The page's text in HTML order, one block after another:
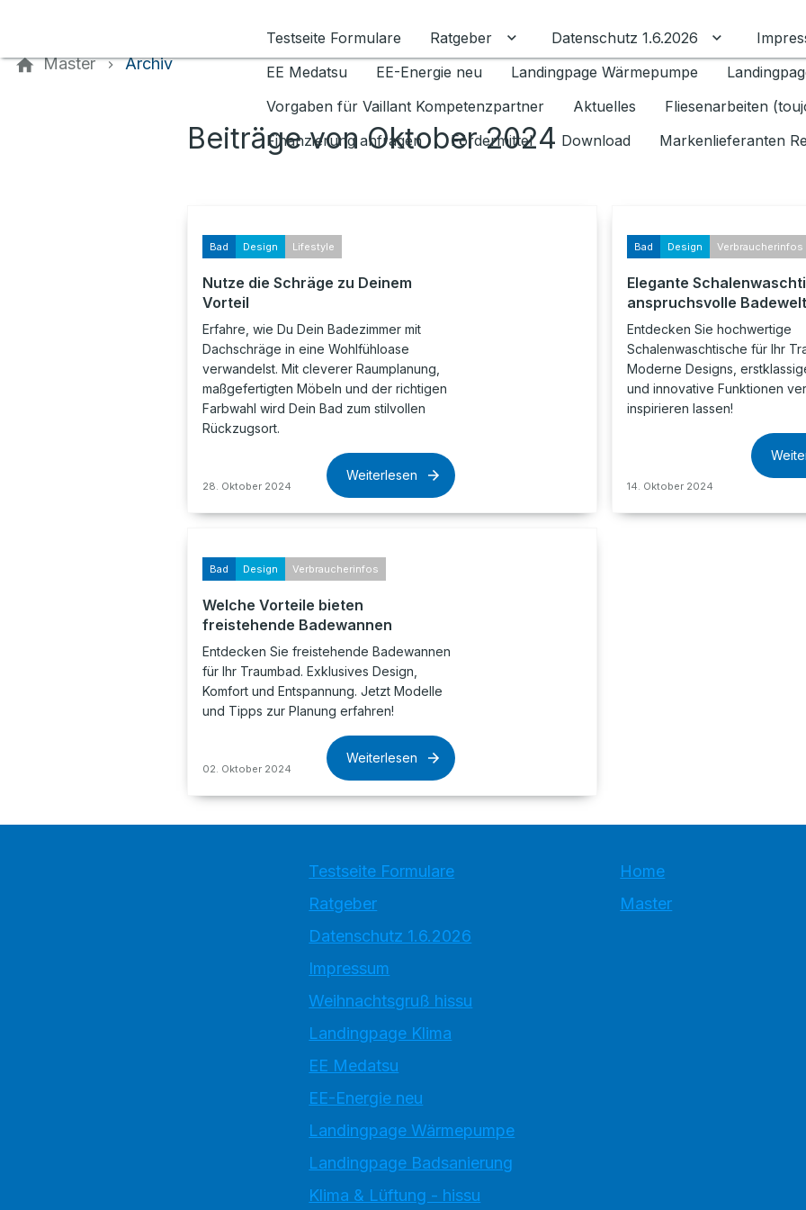
Testseite Formulare
Ratgeber Untermenü für Ratgeber umschalten
Datenschutz 1.6.2026 Untermenü
EE Medatsu
EE-Energie neu Landingpage Wärmepumpe
Vorgaben für Vaillant Kompetenzpartner
Aktuelles Fliesenarbeiten
Finanzierung anfragen
Fördermittel Download Markenlieferanten
Master Archiv
Beiträge von Oktober 2024
Bad Design Lifestyle
Nutze die Schräge zu Deinem
Vorteil
Erfahre, wie Du Dein Badezimmer mit
Dachschräge in eine Wohlfühloase
verwandelst. Mit cleverer Raumplanung,
maßgefertigten Möbeln und der richtigen
Farbwahl wird Dein Bad zum stilvollen
Rückzugsort.
28. Oktober 2024
Weiterlesen
Bad Design Verbraucherinfos
Elegante
anspruchsvolle
Entdecken Sie hochwertige
Schalenwaschtische für Ihr
Moderne Designs,
und innovative Funktionen
inspirieren lassen!
14. Oktober 2024
Bad Design Verbraucherinfos
Welche Vorteile bieten
freistehende Badewannen
Entdecken Sie freistehende Badewannen
für Ihr Traumbad. Exklusives Design,
Komfort und Entspannung. Jetzt Modelle
und Tipps zur Planung erfahren!
02. Oktober 2024
Weiterlesen
Testseite Formulare
Ratgeber
Datenschutz 1.6.2026
Impressum
Weihnachtsgruß hissu
Landingpage Klima
EE Medatsu
EE-Energie neu
Landingpage Wärmepumpe
Landingpage Badsanierung
Klima & Lüftung - hissu
Home
Master